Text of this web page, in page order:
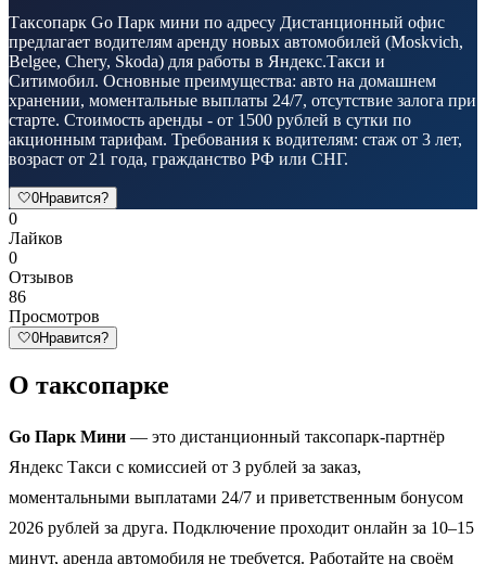
Таксопарк Go Парк мини по адресу Дистанционный офис
предлагает водителям аренду новых автомобилей (Moskvich,
Belgee, Chery, Skoda) для работы в Яндекс.Такси и
Ситимобил. Основные преимущества: авто на домашнем
хранении, моментальные выплаты 24/7, отсутствие залога при
старте. Стоимость аренды - от 1500 рублей в сутки по
акционным тарифам. Требования к водителям: стаж от 3 лет,
возраст от 21 года, гражданство РФ или СНГ.
🤍0Нравится?
0
Лайков
0
Отзывов
86
Просмотров
🤍0Нравится?
О таксопарке
Go Парк Мини — это дистанционный таксопарк-партнёр
Яндекс Такси с комиссией от 3 рублей за заказ,
моментальными выплатами 24/7 и приветственным бонусом
2026 рублей за друга. Подключение проходит онлайн за 10–15
минут, аренда автомобиля не требуется. Работайте на своём